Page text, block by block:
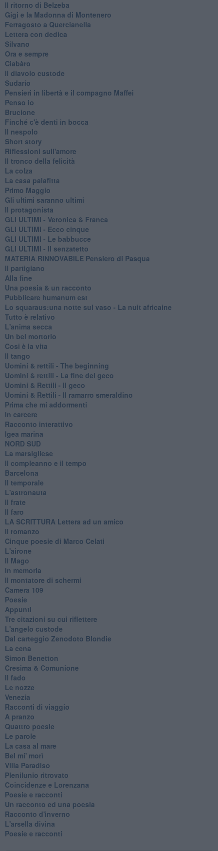
Il ritorno di Belzeba
Gigi e la Madonna di Montenero
Ferragosto a Quercianella
Lettera con dedica
Silvano
Ora e sempre
Ciabàro
Il diavolo custode
Sudario
Pensieri in libertà e il compagno Maffei
Penso io
Brucione
Finché c'è denti in bocca
Il nespolo
Short story
Riflessioni sull'amore
Il tronco della felicità
La colza
La casa palafitta
Primo Maggio
Gli ultimi saranno ultimi
Il protagonista
GLI ULTIMI - Veronica & Franca
GLI ULTIMI - Ecco cinque
GLI ULTIMI - Le babbucce
GLI ULTIMI - Il senzatetto
MATERIA RINNOVABILE Pensiero di Pasqua
Il partigiano
Alla fine
Una poesia & un racconto
Pubblicare humanum est
Lo squaraus:una notte sul vaso - La nuit africaine
Tutto è relativo
L'anima secca
Un bel mortorio
Cosi è la vita
Il tango
​Uomini & rettili - The beginning
​Uomini & rettili - La fine del geco
Uomini & Rettili - Il geco
Uomini & Rettili - Il ramarro smeraldino
Prima che mi addormenti
In carcere
Racconto interattivo
Igea marina
​NORD SUD
La marsigliese
Il compleanno e il tempo
Barcelona
Il temporale
L'astronauta
Il frate
Il faro
​LA SCRITTURA Lettera ad un amico
Il romanzo
Cinque poesie di Marco Celati
L'airone
Il Mago
In memoria
Il montatore di schermi
Camera 109
Poesie
Appunti
Tre citazioni su cui riflettere
L'angelo custode
Dal carteggio Zenodoto Blondie
La cena
Simon Benetton
Cresima & Comunione
Il fado
Le nozze
Venezia
Racconti di viaggio
A pranzo
Quattro poesie
Le parole
La casa al mare
Bel mi' morì
Villa Paradiso
Plenilunio ritrovato
Coincidenze e Lorenzana
Poesie e racconti
Un racconto ed una poesia
Racconto d'inverno
​L'arsella divina
Poesie e racconti